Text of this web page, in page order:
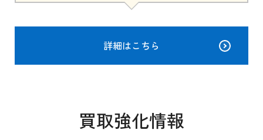
詳細はこちら
買取強化情報